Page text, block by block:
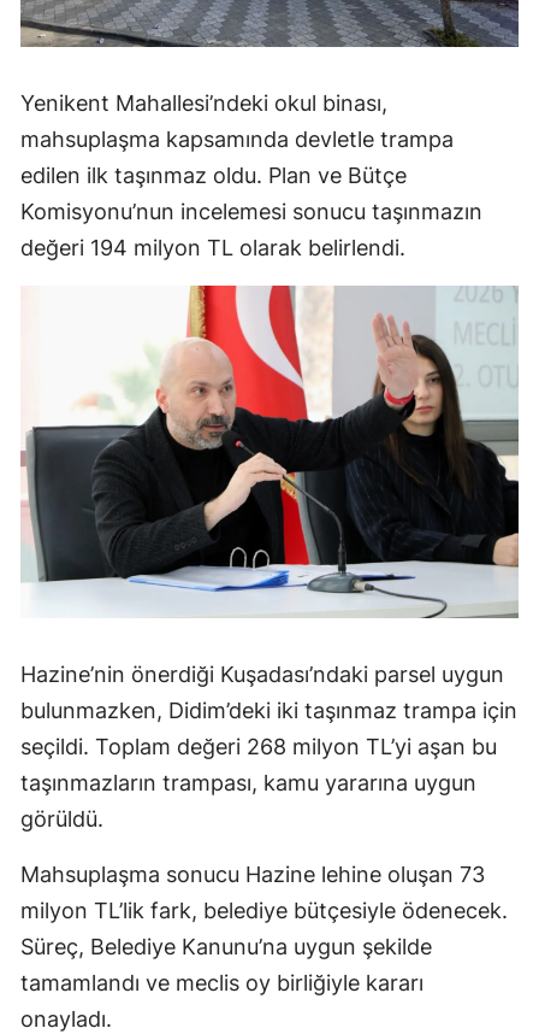
Yenikent Mahallesi’ndeki okul binası,
mahsuplaşma kapsamında devletle trampa
edilen ilk taşınmaz oldu. Plan ve Bütçe
Komisyonu’nun incelemesi sonucu taşınmazın
değeri 194 milyon TL olarak belirlendi.
Hazine’nin önerdiği Kuşadası’ndaki parsel uygun
bulunmazken, Didim’deki iki taşınmaz trampa için
seçildi. Toplam değeri 268 milyon TL’yi aşan bu
taşınmazların trampası, kamu yararına uygun
görüldü.
Mahsuplaşma sonucu Hazine lehine oluşan 73
milyon TL’lik fark, belediye bütçesiyle ödenecek.
Süreç, Belediye Kanunu’na uygun şekilde
tamamlandı ve meclis oy birliğiyle kararı
onayladı.